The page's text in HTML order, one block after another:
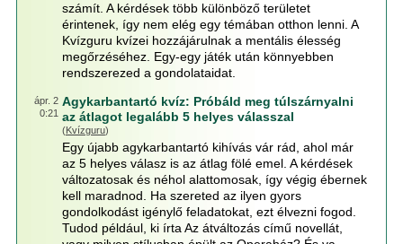
számít. A kérdések több különböző területet
érintenek, így nem elég egy témában otthon lenni. A
Kvízguru kvízei hozzájárulnak a mentális élesség
megőrzéséhez. Egy-egy játék után könnyebben
rendszerezed a gondolataidat.
ápr. 2
0:21
Agykarbantartó kvíz: Próbáld meg túlszárnyalni
az átlagot legalább 5 helyes válasszal
(Kvízguru)
Egy újabb agykarbantartó kihívás vár rád, ahol már
az 5 helyes válasz is az átlag fölé emel. A kérdések
változatosak és néhol alattomosak, így végig ébernek
kell maradnod. Ha szereted az ilyen gyors
gondolkodást igénylő feladatokat, ezt élvezni fogod.
Tudod például, ki írta Az átváltozás című novellát,